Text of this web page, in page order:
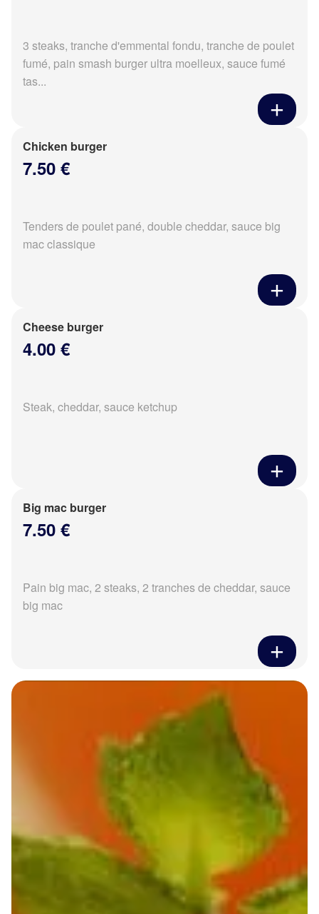
3 steaks, tranche d'emmental fondu, tranche de poulet
fumé, pain smash burger ultra moelleux, sauce fumé
tas...
Chicken burger
7.50 €
Tenders de poulet pané, double cheddar, sauce big
mac classique
Cheese burger
4.00 €
Steak, cheddar, sauce ketchup
Big mac burger
7.50 €
Pain big mac, 2 steaks, 2 tranches de cheddar, sauce
big mac